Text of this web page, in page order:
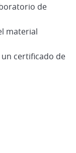
de
material
certificado de